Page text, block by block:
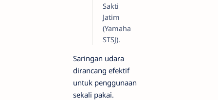
Sakti
Jatim
(Yamaha
STSJ).
Saringan udara
dirancang efektif
untuk penggunaan
sekali pakai.